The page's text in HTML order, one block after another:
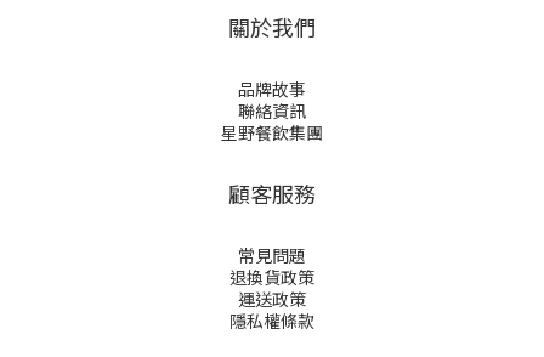
關於我們
品牌故事
聯絡資訊
星野餐飲集團
顧客服務
常見問題
退換貨政策
運送政策
隱私權條款